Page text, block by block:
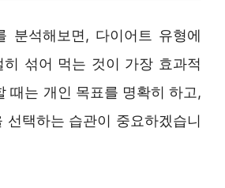
분석해보면, 다이어트 유형에
히 섞어 먹는 것이 가장 효과적
때는 개인 목표를 명확히 하고,
선택하는 습관이 중요하겠습니